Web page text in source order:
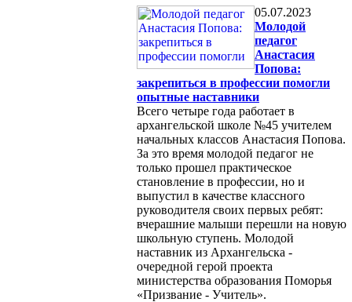
05.07.2023
Молодой
педагог
Анастасия
Попова:
закрепиться в профессии помогли
опытные наставники
Всего четыре года работает в
архангельской школе №45 учителем
начальных классов Анастасия Попова.
За это время молодой педагог не
только прошел практическое
становление в профессии, но и
выпустил в качестве классного
руководителя своих первых ребят:
вчерашние малыши перешли на новую
школьную ступень. Молодой
наставник из Архангельска -
очередной герой проекта
министерства образования Поморья
«Призвание - Учитель».